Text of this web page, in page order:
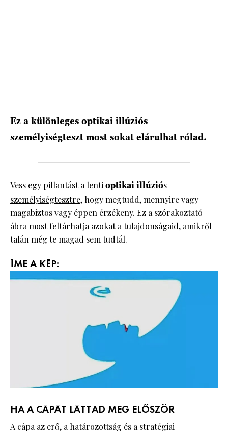
Ez a különleges optikai illúziós
személyiségteszt most sokat elárulhat rólad.
Vess egy pillantást a lentioptikai illúziós
személyiségtesztre, hogy megtudd, mennyire vagy
magabiztos vagy éppen érzékeny. Ez a szórakoztató
ábra most feltárhatja azokat a tulajdonságaid, amikről
talán még te magad sem tudtál.
ÍME A KÉP:
HA A CÁPÁT LÁTTAD MEG ELŐSZÖR
A cápa az erő, a határozottság és a stratégiai